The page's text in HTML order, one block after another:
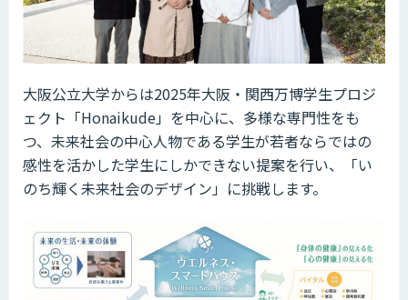
大阪公立大学からは2025年大阪・関西万博学生プロジ
ェクト「Honaikude」を中心に、多様な専門性をも
つ、未来社会の中心人物である学生が若者ならではの
感性を活かした学生にしかできない提案を行い、「い
のち輝く未来社会のデザイン」に挑戦します。